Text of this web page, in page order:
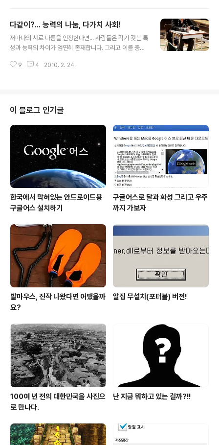
를 향한 민의로 발의된 자발적 항거로써 그 자체만으로 숭
고함을 남긴 기념비적인 날이니까요. 분명 대한민국 사람
이라면 그 어느 날 보다도 뚜렷이 기억해야 할 기념일이라
들은 대부분 학교에서 배운 것들인데... 가장 많이 떠오르는
다같이?... 능력의 나눔, 다가치 사회!
저마다의 서로 다름을 인정한다면... 사람들은 각기 갖는 특
성과 능력의 차이가 엄연히 존재합니다. 그리고 이를 충분
확히 알고 있음에도 우리는 종종 이를 쉽게 망각해 버리
저마다 지닌 그 사람만의 잠재적 능력을 최대한으로 끌어
올리기 위하여... 특정 상대와의 비교를 통한 자극과 격려로
써 긍정적 변화를 유도 -최근 인기를 끌었던 드라마 "공부
의 신"과 같은 일들이 이 사회에 보편적으로 일어날 수 있
다면...- 하는 것이라면 좋은 일이라고 할 수 있겠지만, 대부
분 경쟁적 잣대 -또..
9 4 2010. 2. 24.
이 블로그 인기글
한국에서 막혀있는 안드로이드용
구글어스 설치하기
구글어스로 달과 화성 그리고 우주
까지 가보자
발마우스, 진작 나왔다면 어땠을까
요?
알집 무설치(포터블) 버전!
100여 년 전의 대한민국을 사진으
로 만나다.
난 지금 뭐하고 있는 걸까?!!